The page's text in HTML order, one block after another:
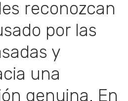
reconozcan
por las
y
una
genuina. En